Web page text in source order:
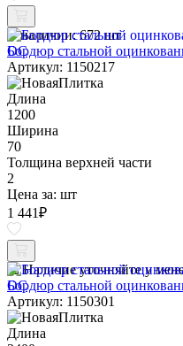
В наличии: 672 шт
Бордюр стальной
Артикул: 1150217
Длина
1200
Ширина
70
Толщина верхней части
2
Цена за: шт
1 441₽
Наличие уточняйте у
Бордюр стальной
Артикул: 1150301
Длина